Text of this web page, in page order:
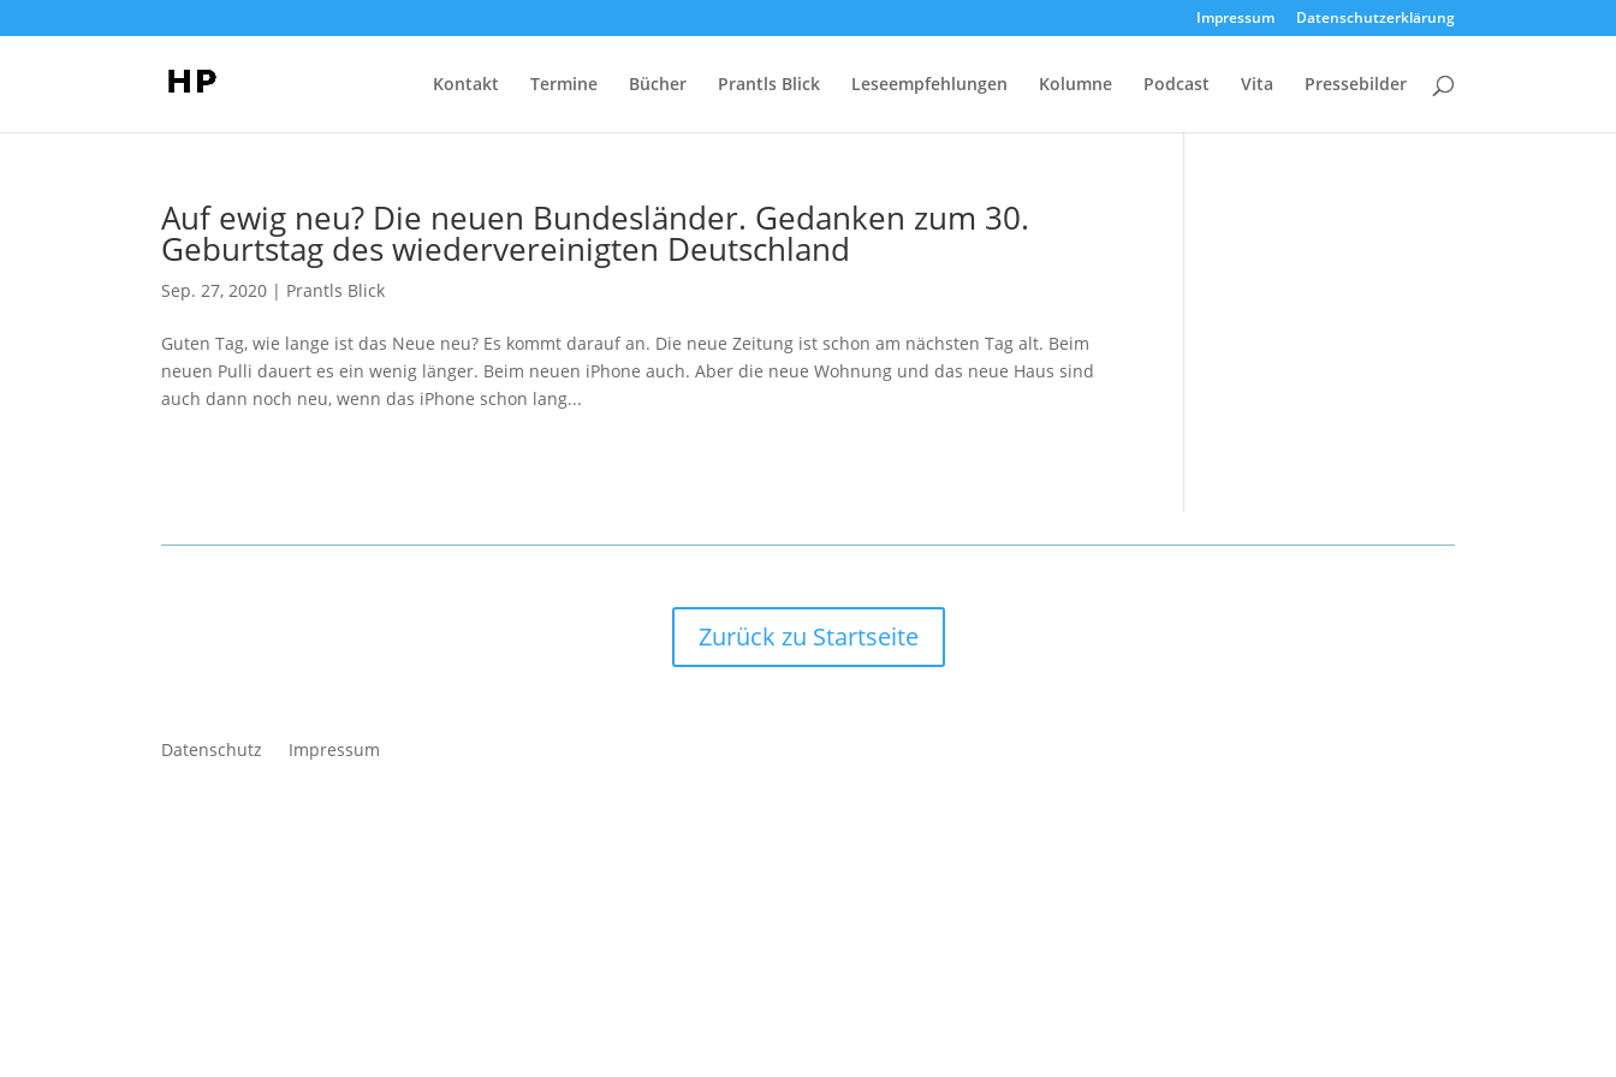
Impressum Datenschutzerklärung
Kontakt Termine Bücher Prantls Blick Leseempfehlungen Kolumne Podcast Vita Pressebilder
Auf ewig neu? Die neuen Bundesländer. Gedanken zum 30.
Geburtstag des wiedervereinigten Deutschland
Sep. 27, 2020 | Prantls Blick
Guten Tag, wie lange ist das Neue neu? Es kommt darauf an. Die neue Zeitung ist schon am nächsten Tag alt. Beim
neuen Pulli dauert es ein wenig länger. Beim neuen iPhone auch. Aber die neue Wohnung und das neue Haus sind
auch dann noch neu, wenn das iPhone schon lang...
Zurück zu Startseite
Datenschutz Impressum